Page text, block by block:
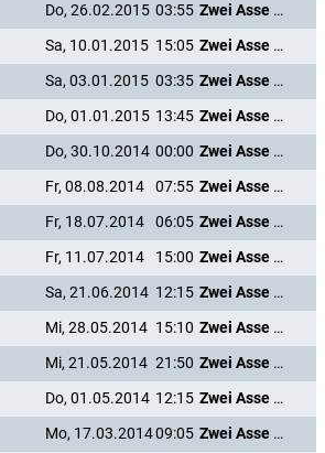
Do, 26.02.2015 03:55
Zwei Asse trumpfen auf
Sa, 10.01.2015 15:05
Zwei Asse trumpfen auf
Sa, 03.01.2015 03:35
Zwei Asse trumpfen auf
Do, 01.01.2015 13:45
Zwei Asse trumpfen auf
Do, 30.10.2014 00:00
Zwei Asse trumpfen auf
Fr, 08.08.2014 07:55
Zwei Asse trumpfen auf
Fr, 18.07.2014 06:05
Zwei Asse trumpfen auf
Fr, 11.07.2014 15:00
Zwei Asse trumpfen auf
Sa, 21.06.2014 12:15
Zwei Asse trumpfen auf
Mi, 28.05.2014 15:10
Zwei Asse trumpfen auf
Mi, 21.05.2014 21:50
Zwei Asse trumpfen auf
Do, 01.05.2014 12:15
Zwei Asse trumpfen auf
Mo, 17.03.201409:05
Zwei Asse trumpfen auf